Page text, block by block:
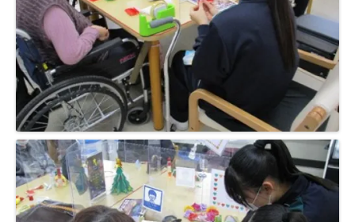
滝町ショートステイ
グループホーム
居宅介護支援事業所
豊岡会の居宅介護支援
デイケア
とよおかデイケア
はまなこデイケア